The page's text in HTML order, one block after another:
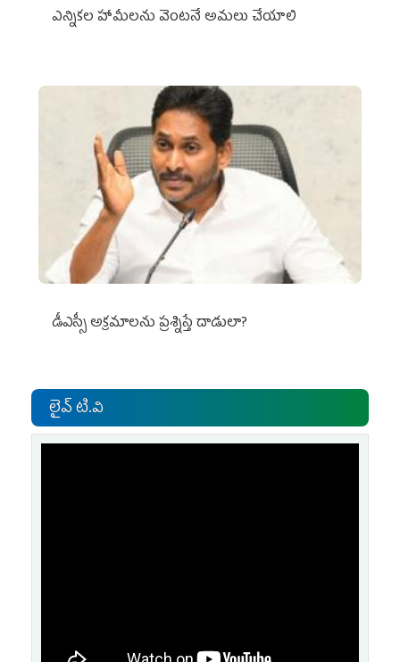
ఎన్నికల హామీలను వెంటనే అమలు చేయాలి
డీఎస్సీ అక్రమాలను ప్రశ్నిస్తే దాడులా?
లైవ్ టి.వి